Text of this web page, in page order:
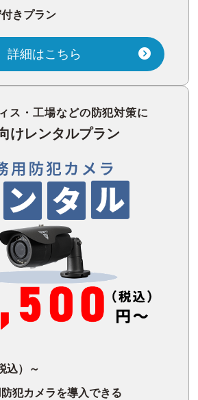
きプラン
詳細はこちら
ス・工場などの防犯対策に
けレンタルプラン
込）～
犯カメラを導入できる